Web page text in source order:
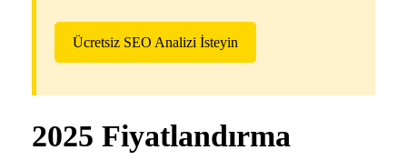
Ücretsiz SEO Analizi İsteyin
2025 Fiyatlandırma